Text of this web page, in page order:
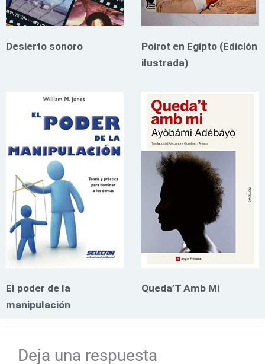
Desierto sonoro
Poirot en Egipto (Edición
ilustrada)
El poder de la
manipulación
Queda’T Amb Mi
Deja una respuesta